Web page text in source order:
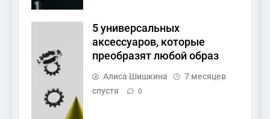
5 универсальных
аксессуаров, которые
преобразят любой образ
Алиса Шишкина
7 месяцев
спустя
0